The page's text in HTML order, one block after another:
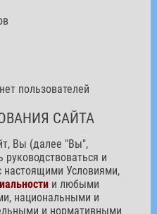
пользователей
САЙТА
Вы (далее "Вы",
руководствоваться и
настоящими Условиями,
и любыми
национальными и
и нормативными